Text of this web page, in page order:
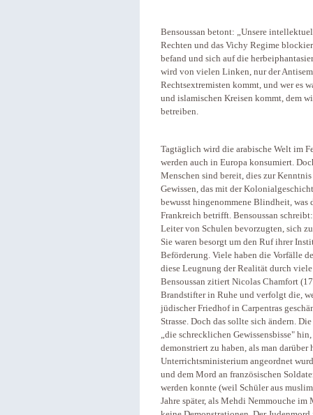
Bensoussan betont: „Unsere
Rechten und das Vichy Regime
befand und sich auf die
wird von vielen Linken, nur der
Rechtsextremisten kommt, und wer es
und islamischen Kreisen kommt, dem
betreiben.
Tagtäglich wird die arabische Welt im
werden auch in Europa konsumiert.
Menschen sind bereit, dies zur
Gewissen, das mit der
bewusst hingenommene Blindheit,
Frankreich betrifft. Bensoussan
Leiter von Schulen bevorzugten, sich
Sie waren besorgt um den Ruf ihrer
Beförderung. Viele haben die Vorfälle
diese Leugnung der Realität durch
Bensoussan zitiert Nicolas Chamfort
Brandstifter in Ruhe und verfolgt die,
jüdischer Friedhof in Carpentras
Strasse. Doch das sollte sich ändern.
„die schrecklichen Gewissensbisse"
demonstriert zu haben, als man
Unterrichtsministerium angeordnet
und dem Mord an französischen
werden konnte (weil Schüler aus
Jahre später, als Mehdi Nemmouche